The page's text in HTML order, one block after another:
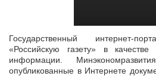
Государственный интернет-
«Российскую газету» в качестве
информации.
опубликованные в Интернете